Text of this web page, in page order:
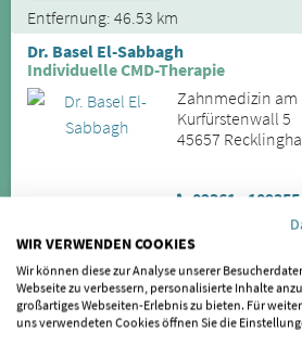
Entfernung: 46.53 km
Dr. Basel El-Sabbagh
Individuelle CMD-Therapie
Zahnmedizin am
Kurfürstenwall 5
45657
02361 - 109355
Entfernung: 48.25 km
Dr. Axel von der Brüggen, M.Sc.
Kieferorthopädie am Grillopark -
WIR VERWENDEN COOKIES
Wir können diese zur Analyse unserer
Webseite zu verbessern, personalisierte Inhalte
großartiges Webseiten-Erlebnis zu bieten. Für
uns verwendeten Cookies öffnen Sie die